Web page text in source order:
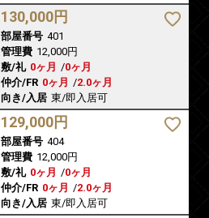
130,000円
部屋番号 401
管理費 12,000円
敷/礼 0ヶ月 /0ヶ月
仲介/FR 0ヶ月 /2.0ヶ月
向き/入居 東/即入居可
129,000円
部屋番号 404
管理費 12,000円
敷/礼 0ヶ月 /0ヶ月
仲介/FR 0ヶ月 /2.0ヶ月
向き/入居 東/即入居可